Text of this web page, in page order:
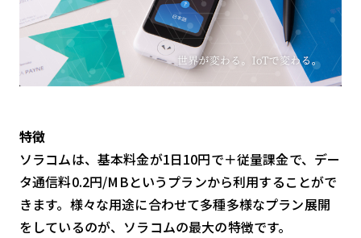
特徴
ソラコムは、基本料金が1日10円で＋従量課金で、デー
タ通信料0.2円/MBというプランから利用することがで
きます。様々な用途に合わせて多種多様なプラン展開
をしているのが、ソラコムの最大の特徴です。